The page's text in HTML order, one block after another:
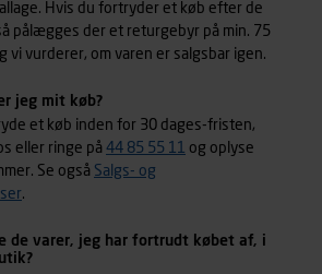
Hvis du fortryder et køb efter de
pålægges der et returgebyr på min. 75
vi vurderer, om varen er salgsbar igen.
jeg mit køb?
et køb inden for 30 dages-fristen,
eller ringe på 44 85 55 11 og oplyse
Se også Salgs- og
.
de varer, jeg har fortrudt købet af, i